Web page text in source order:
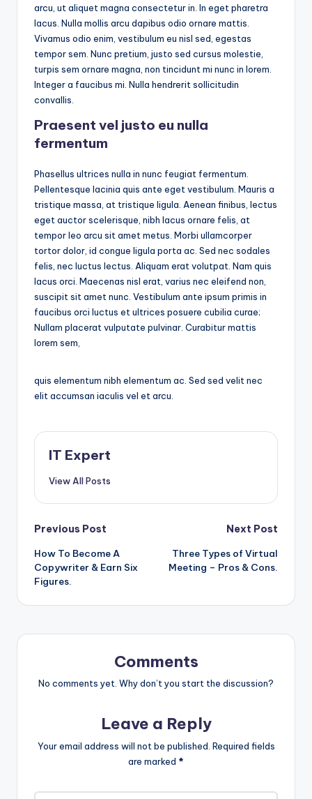
arcu, ut aliquet magna consectetur in. In eget pharetra
lacus. Nulla mollis arcu dapibus odio ornare mattis.
Vivamus odio enim, vestibulum eu nisl sed, egestas
tempor sem. Nunc pretium, justo sed cursus molestie,
turpis sem ornare magna, non tincidunt mi nunc in lorem.
Integer a faucibus mi. Nulla hendrerit sollicitudin
convallis.
Praesent vel justo eu nulla
fermentum
Phasellus ultrices nulla in nunc feugiat fermentum.
Pellentesque lacinia quis ante eget vestibulum. Mauris a
tristique massa, at tristique ligula. Aenean finibus, lectus
eget auctor scelerisque, nibh lacus ornare felis, at
tempor leo arcu sit amet metus. Morbi ullamcorper
tortor dolor, id congue ligula porta ac. Sed nec sodales
felis, nec luctus lectus. Aliquam erat volutpat. Nam quis
lacus orci. Maecenas nisl erat, varius nec eleifend non,
suscipit sit amet nunc. Vestibulum ante ipsum primis in
faucibus orci luctus et ultrices posuere cubilia curae;
Nullam placerat vulputate pulvinar. Curabitur mattis
lorem sem,
quis elementum nibh elementum ac. Sed sed velit nec
elit accumsan iaculis vel et arcu.
IT Expert
View All Posts
Post
navigation
Previous Post
How To Become A
Copywriter & Earn Six
Figures.
Next Post
Three Types of Virtual
Meeting – Pros & Cons.
Comments
No comments yet. Why don’t you start the discussion?
Leave a Reply
Your email address will not be published. Required fields
are marked *